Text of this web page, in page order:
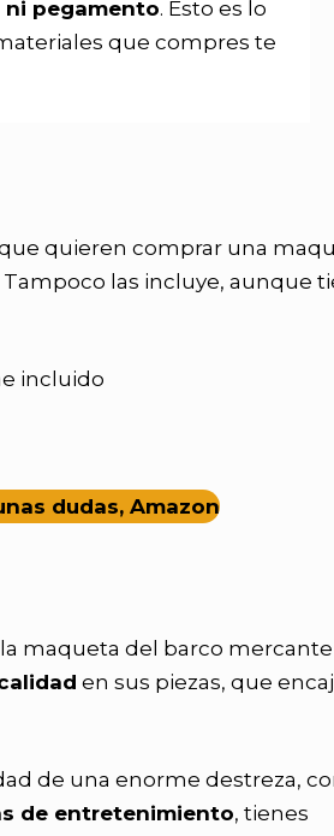
ni pegamento. Esto es lo
que compres te
quieren comprar una
las incluye, aunque
incluido
dudas, Amazon
maqueta del barco mercante
en sus piezas, que
de una enorme destreza,
de entretenimiento, tienes